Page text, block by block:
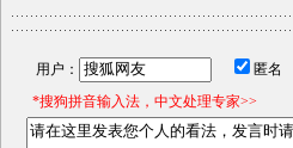
用户： 匿名
*搜狗拼音输入法，中文处理专家>>